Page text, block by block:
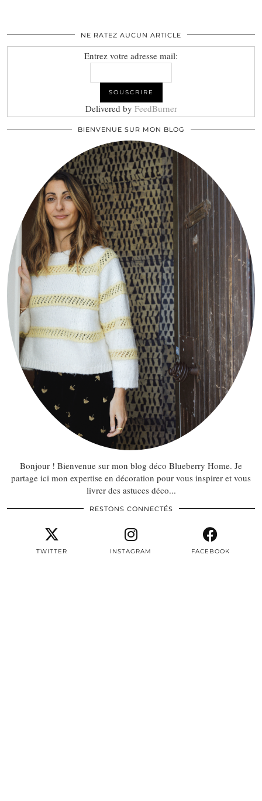
NE RATEZ AUCUN ARTICLE
Entrez votre adresse mail:
Delivered by FeedBurner
BIENVENUE SUR MON BLOG
Bonjour ! Bienvenue sur mon blog déco Blueberry Home. Je
partage ici mon expertise en décoration pour vous inspirer et vous
livrer des astuces déco...
RESTONS CONNECTÉS
TWITTER INSTAGRAM FACEBOOK